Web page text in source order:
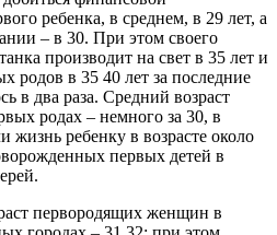
ребенка, в среднем, в 29 лет, а
– в 30. При этом своего
производит на свет в 35 лет и
родов в 35 40 лет за последние
в два раза. Средний возраст
родах – немного за 30, в
ребенку в возрасте около
первых детей в
первородящих женщин в